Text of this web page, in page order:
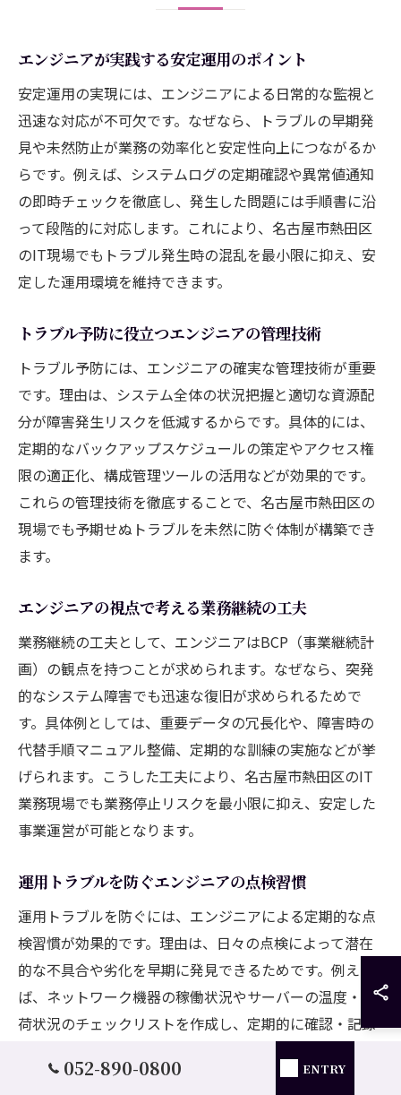
エンジニアが実践する安定運用のポイント
安定運用の実現には、エンジニアによる日常的な監視と
迅速な対応が不可欠です。なぜなら、トラブルの早期発
見や未然防止が業務の効率化と安定性向上につながるか
らです。例えば、システムログの定期確認や異常値通知
の即時チェックを徹底し、発生した問題には手順書に沿
って段階的に対応します。これにより、名古屋市熱田区
のIT現場でもトラブル発生時の混乱を最小限に抑え、安
定した運用環境を維持できます。
トラブル予防に役立つエンジニアの管理技術
トラブル予防には、エンジニアの確実な管理技術が重要
です。理由は、システム全体の状況把握と適切な資源配
分が障害発生リスクを低減するからです。具体的には、
定期的なバックアップスケジュールの策定やアクセス権
限の適正化、構成管理ツールの活用などが効果的です。
これらの管理技術を徹底することで、名古屋市熱田区の
現場でも予期せぬトラブルを未然に防ぐ体制が構築でき
ます。
エンジニアの視点で考える業務継続の工夫
業務継続の工夫として、エンジニアはBCP（事業継続計
画）の観点を持つことが求められます。なぜなら、突発
的なシステム障害でも迅速な復旧が求められるためで
す。具体例としては、重要データの冗長化や、障害時の
代替手順マニュアル整備、定期的な訓練の実施などが挙
げられます。こうした工夫により、名古屋市熱田区のIT
業務現場でも業務停止リスクを最小限に抑え、安定した
事業運営が可能となります。
運用トラブルを防ぐエンジニアの点検習慣
運用トラブルを防ぐには、エンジニアによる定期的な点
検習慣が効果的です。理由は、日々の点検によって潜在
的な不具合や劣化を早期に発見できるためです。例え
ば、ネットワーク機器の稼働状況やサーバーの温度・負
荷状況のチェックリストを作成し、定期的に確認・記録
ことで、重大なトラブルの発生を未然に防ぐことが可能
052-890-0800 ENTRY